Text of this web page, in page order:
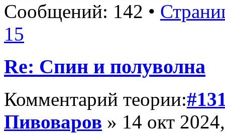
Сообщений: 142 •
15
Re: Спин и полуволна
Комментарий теории:
Пивоваров » 14 окт